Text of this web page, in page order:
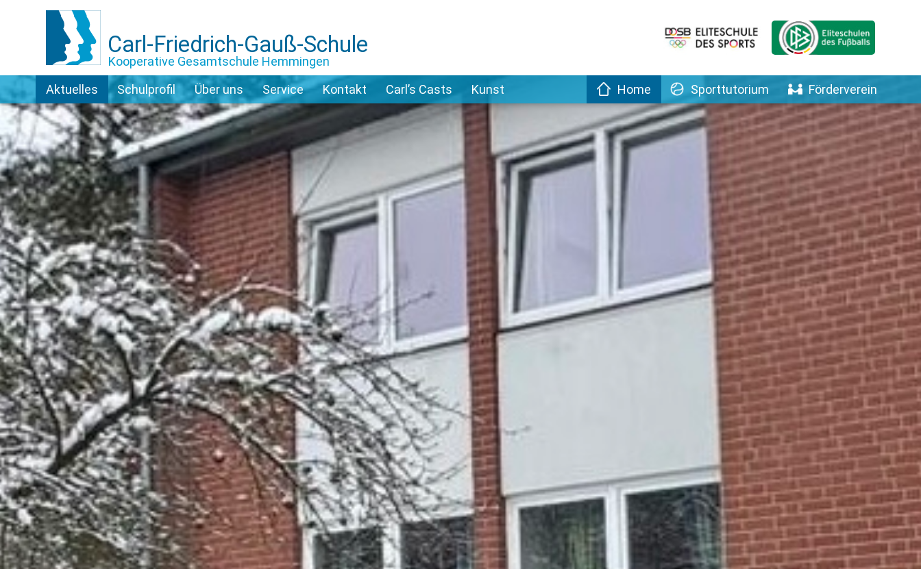
Carl-Friedrich-Gauß-Schule
Kooperative Gesamtschule Hemmingen
Home
Sporttutorium Förderverein
Aktuelles Schulprofil Über uns Service Kontakt Carl’s Casts Kunst